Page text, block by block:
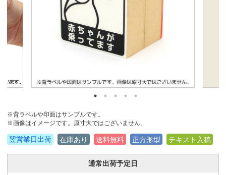
※背ラベルや印面はサンプルです。
※画像はイメージです。原寸大ではございません。
翌営業日出荷 在庫あり 送料無料 正方形型 テキスト入稿
通常出荷予定日